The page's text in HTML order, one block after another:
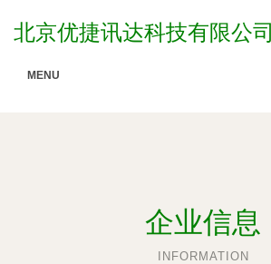
北京优捷讯达科技有限公司
MENU
企业信息
INFORMATION